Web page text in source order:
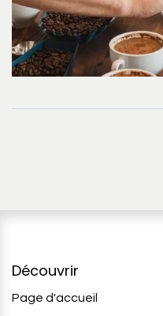
Découvrir
Page d'accueil